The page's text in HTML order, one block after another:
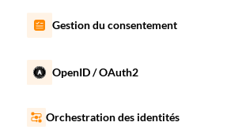
Gestion du consentement
OpenID / OAuth2
Orchestration des identités